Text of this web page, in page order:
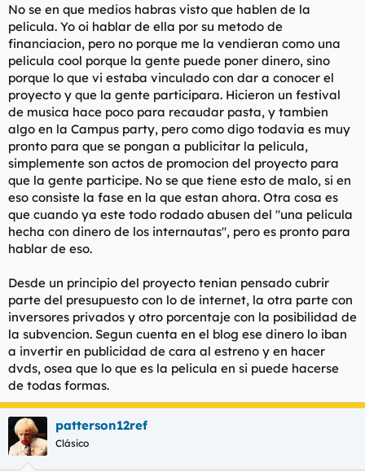
No se en que medios habras visto que hablen de la
pelicula. Yo oi hablar de ella por su metodo de
financiacion, pero no porque me la vendieran como una
pelicula cool porque la gente puede poner dinero, sino
porque lo que vi estaba vinculado con dar a conocer el
proyecto y que la gente participara. Hicieron un festival
de musica hace poco para recaudar pasta, y tambien
algo en la Campus party, pero como digo todavia es muy
pronto para que se pongan a publicitar la pelicula,
simplemente son actos de promocion del proyecto para
que la gente participe. No se que tiene esto de malo, si en
eso consiste la fase en la que estan ahora. Otra cosa es
que cuando ya este todo rodado abusen del "una pelicula
hecha con dinero de los internautas", pero es pronto para
hablar de eso.
Desde un principio del proyecto tenian pensado cubrir
parte del presupuesto con lo de internet, la otra parte con
inversores privados y otro porcentaje con la posibilidad de
la subvencion. Segun cuenta en el blog ese dinero lo iban
a invertir en publicidad de cara al estreno y en hacer
dvds, osea que lo que es la pelicula en si puede hacerse
de todas formas.
patterson12ref
Clásico